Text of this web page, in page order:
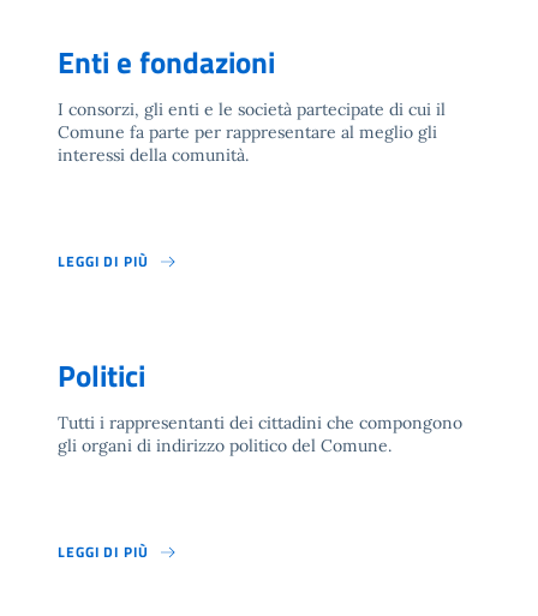
Enti e fondazioni
I consorzi, gli enti e le società partecipate di cui il
Comune fa parte per rappresentare al meglio gli
interessi della comunità.
LEGGI DI PIÙ
Politici
Tutti i rappresentanti dei cittadini che compongono
gli organi di indirizzo politico del Comune.
LEGGI DI PIÙ